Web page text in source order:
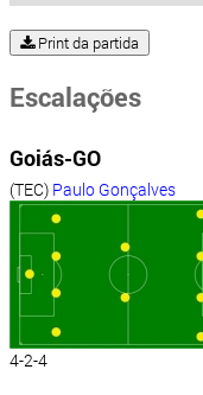
Print da partida
Escalações
Goiás-GO
(TEC) Paulo Gonçalves
4-2-4